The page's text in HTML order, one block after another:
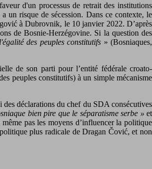
d'un processus de retrait des institutions
un risque de sécession. Dans ce contexte, le
à Dubrovnik, le 10 janvier 2022. D’après
de Bosnie-Herzégovine. Si la question des
des peuples constitutifs » (Bosniaques,
de son parti pour l’entité fédérale croato-
peuples constitutifs) à un simple mécanisme
déclarations du chef du SDA consécutives
bien pire que le séparatisme serbe » et
pas les moyens d’influencer la politique
plus radicale de Dragan Čović, et non